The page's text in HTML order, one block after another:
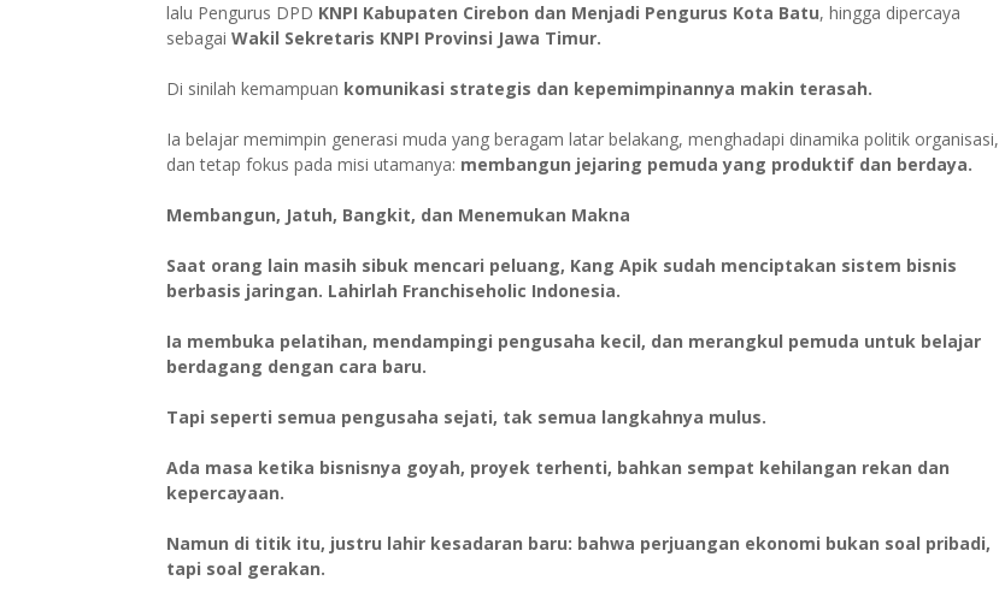
lalu Pengurus DPD KNPI Kabupaten Cirebon dan Menjadi Pengurus Kota Batu, hingga dipercaya
sebagai Wakil Sekretaris KNPI Provinsi Jawa Timur.
Di sinilah kemampuan komunikasi strategis dan kepemimpinannya makin terasah.
Ia belajar memimpin generasi muda yang beragam latar belakang, menghadapi dinamika politik organisasi,
dan tetap fokus pada misi utamanya: membangun jejaring pemuda yang produktif dan berdaya.
Membangun, Jatuh, Bangkit, dan Menemukan Makna
Saat orang lain masih sibuk mencari peluang, Kang Apik sudah menciptakan sistem bisnis
berbasis jaringan. Lahirlah Franchiseholic Indonesia.
Ia membuka pelatihan, mendampingi pengusaha kecil, dan merangkul pemuda untuk belajar
berdagang dengan cara baru.
Tapi seperti semua pengusaha sejati, tak semua langkahnya mulus.
Ada masa ketika bisnisnya goyah, proyek terhenti, bahkan sempat kehilangan rekan dan
kepercayaan.
Namun di titik itu, justru lahir kesadaran baru: bahwa perjuangan ekonomi bukan soal pribadi,
tapi soal gerakan.